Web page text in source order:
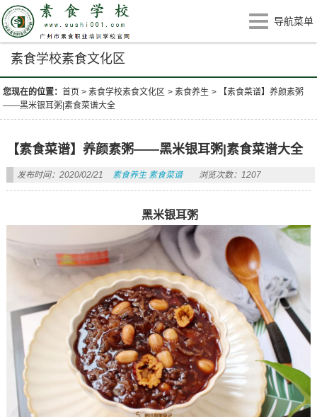
导航菜单
素食学校素食文化区
您现在的位置：首页 >素食学校素食文化区 >素食养生 >
【素食菜谱】养颜素粥
——黑米银耳粥|素食菜谱大全
【素食菜谱】养颜素粥——黑米银耳粥|素食菜谱大全
发布时间：2020/02/21 素食养生 素食菜谱 浏览次数：1207
黑米银耳粥